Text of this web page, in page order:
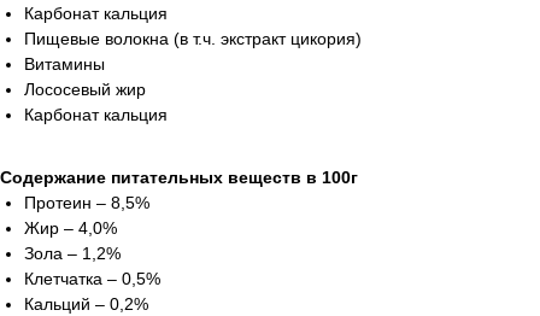
Карбонат кальция
Пищевые волокна (в т.ч. экстракт цикория)
Витамины
Лососевый жир
Карбонат кальция
Содержание питательных веществ в 100г
Протеин – 8,5%
Жир – 4,0%
Зола – 1,2%
Клетчатка – 0,5%
Кальций – 0,2%